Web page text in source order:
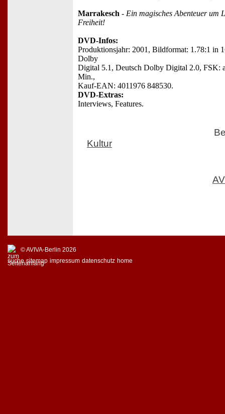
Marrakesch - Ein magisches Abenteuer um
Freiheit!
DVD-Infos:
Produktionsjahr: 2001, Bildformat: 1.78:1 in
Dolby
Digital 5.1, Deutsch Dolby Digital 2.0, FSK:
Min.,
Kauf-EAN: 4011976 848530.
DVD-Extras:
Interviews, Features.
Kultur
© AVIVA-Berlin 2026
suche sitemap impressum datenschutz home